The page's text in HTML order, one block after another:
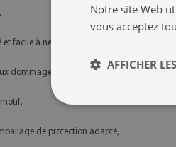
facile à nettoyer,
dommages mécaniques,
de protection adapté,
Notre site Web
vous acceptez
AFFICHER